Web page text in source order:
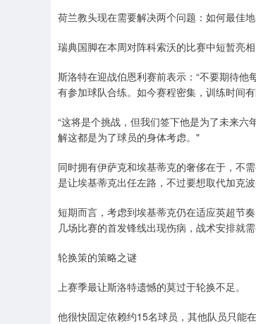
荷兰教头现在需要解决两个问题：如何最佳
瑞典国脚在本周对阵科索沃的比赛中短暂亮
斯洛特在迎战伯恩利赛前表示：“不要期待
有参加球队合练。如今赛程密集，训练时间
“这将是个挑战，但我们签下他是为了未来
解这都是为了球员的身体考虑。"
同时拥有伊萨克和埃基蒂克的奢侈在于，不
是让埃基蒂克出任左路，不过要想取代加克
短期而言，考虑到埃基蒂克仍在适应英超节
几场比赛的首发锋线出现伤病，战术安排就需
轮换策的策略之谜
上赛季最让斯洛特遗憾的莫过于轮换不足。
他很快固定依赖约15名球员，其他队员只能